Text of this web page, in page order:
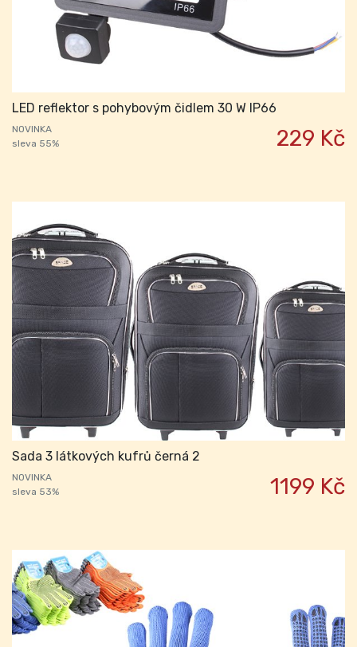
LED reflektor s pohybovým čidlem 30 W IP66
NOVINKA
sleva 55%
229 Kč
Sada 3 látkových kufrů černá 2
NOVINKA
sleva 53%
1199 Kč